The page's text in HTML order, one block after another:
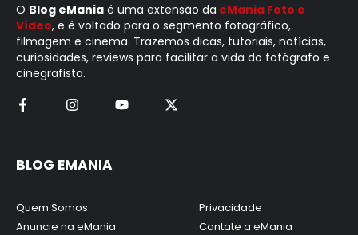
O Blog eMania é uma extensão da eMania Foto e
Vídeo, e é voltado para o segmento fotográfico,
filmagem e cinema. Trazemos dicas, tutoriais, notícias,
curiosidades, reviews para facilitar a vida do fotógrafo e
cinegrafista.
BLOG EMANIA
Quem Somos
Anuncie na eMania
Privacidade
Contate a eMania